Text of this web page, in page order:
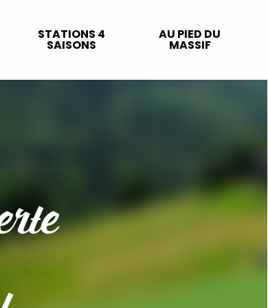
STATIONS 4
SAISONS
AU PIED DU
MASSIF